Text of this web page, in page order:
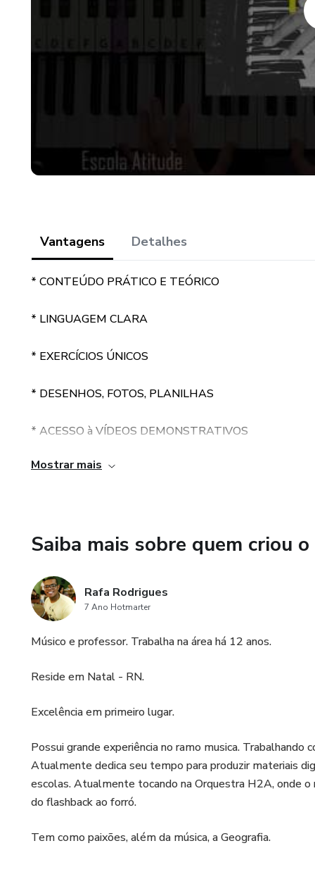
Vantagens Detalhes
* CONTEÚDO PRÁTICO E TEÓRICO
* LINGUAGEM CLARA
* EXERCÍCIOS ÚNICOS
* DESENHOS, FOTOS, PLANILHAS
* ACESSO à VÍDEOS DEMONSTRATIVOS
* SUPORTE ONLINE
Mostrar mais
Saiba mais sobre quem criou
Rafa Rodrigues
7 Ano Hotmarter
Músico e professor. Trabalha na área há 12 anos.
Reside em Natal - RN.
Excelência em primeiro lugar.
Possui grande experiência no ramo musica.
Atualmente dedica seu tempo para produzir materiais
escolas. Atualmente tocando na Orquestra H2A, onde
do flashback ao forró.
Tem como paixões, além da música, a Geografia.